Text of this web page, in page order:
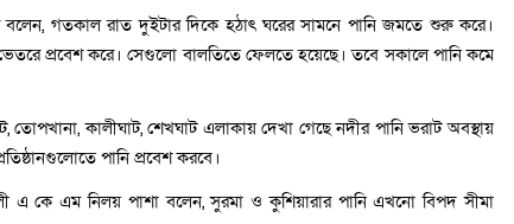
বলেন, গতকাল রাত দুইটার দিকে হঠাৎ ঘরের সামনে পানি জমতে শুরু করে।
প্রবেশ করে। সেগুলো বালতিতে ফেলতে হয়েছে। তবে সকালে পানি কমে
তোপখানা, কালীঘাট, শেখঘাট এলাকায় দেখা গেছে নদীর পানি ভরাট অবস্থায়
পানি প্রবেশ করবে।
এ কে এম নিলয় পাশা বলেন, সুরমা ও কুশিয়ারার পানি এখনো বিপদ সীমা